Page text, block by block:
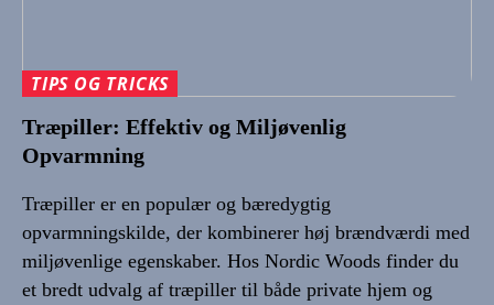
TIPS OG TRICKS
Træpiller: Effektiv og Miljøvenlig
Opvarmning
Træpiller er en populær og bæredygtig
opvarmningskilde, der kombinerer høj brændværdi med
miljøvenlige egenskaber. Hos Nordic Woods finder du
et bredt udvalg af træpiller til både private hjem og